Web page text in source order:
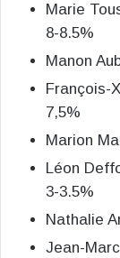
Marie
8-8.5%
Manon
François-
7,5%
Marion
Léon
3-3.5%
Nathalie
Jean-